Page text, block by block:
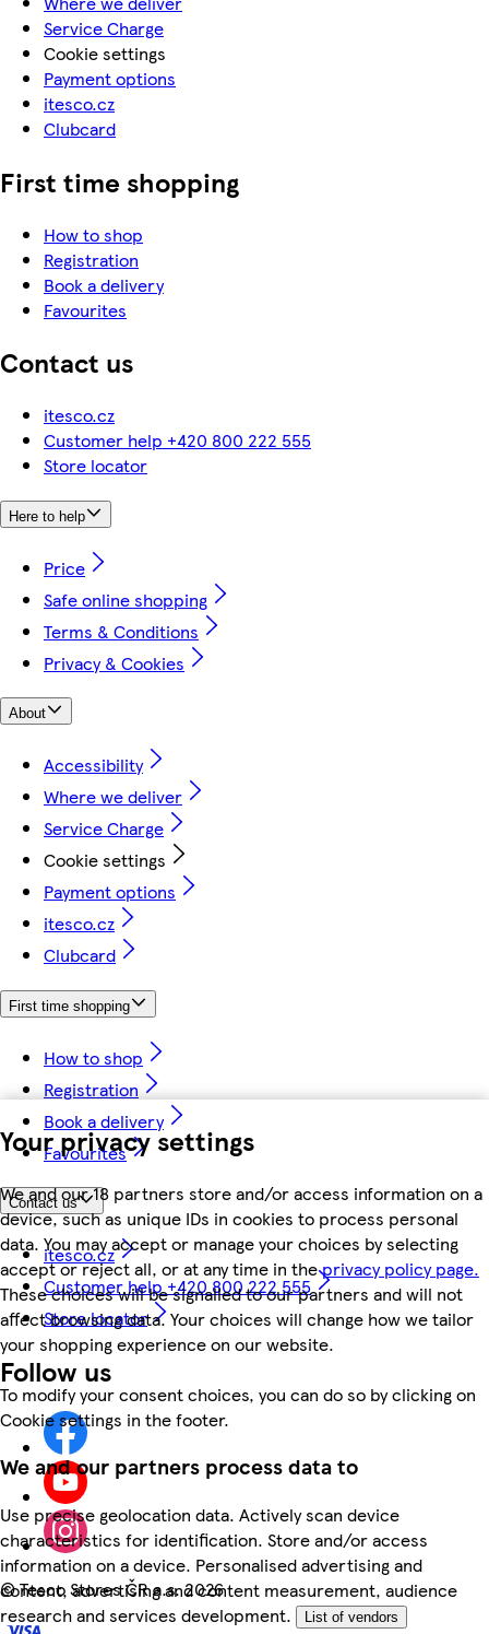
Your privacy settings
We and our 18 partners store and/or access information on a
device, such as unique IDs in cookies to process personal
data. You may accept or manage your choices by selecting
accept or reject all, or at any time in theprivacy policy page.
These choices will be signalled to our partners and will not
affect browsing data. Your choices will change how we tailor
your shopping experience on our website.
To modify your consent choices, you can do so by clicking on
Cookie settings in the footer.
We and our partners process data to
Use precise geolocation data. Actively scan device
characteristics for identification. Store and/or access
information on a device. Personalised advertising and
content, advertising and content measurement, audience
research and services development.
List of vendors
Service Charge
Cookie settings
Payment options
itesco.cz
Clubcard
First time shopping
How to shop
Registration
Book a delivery
Favourites
Contact us
itesco.cz
Customer help +420 800 222 555
Store locator
Here to help
Price
Safe online shopping
Terms & Conditions
Privacy & Cookies
About
Accessibility
Where we deliver
Service Charge
Cookie settings
Payment options
itesco.cz
Clubcard
First time shopping
How to shop
Registration
Book a delivery
Favourites
Contact us
itesco.cz
Customer help +420 800 222 555
Store locator
Follow us
©Tesco Stores ČR a.s. 2026